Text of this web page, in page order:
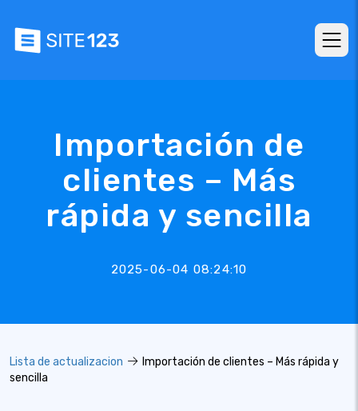
Importación de
clientes – Más
rápida y sencilla
2025-06-04 08:24:10
Lista de actualizacion
Importación de clientes – Más rápida y
sencilla